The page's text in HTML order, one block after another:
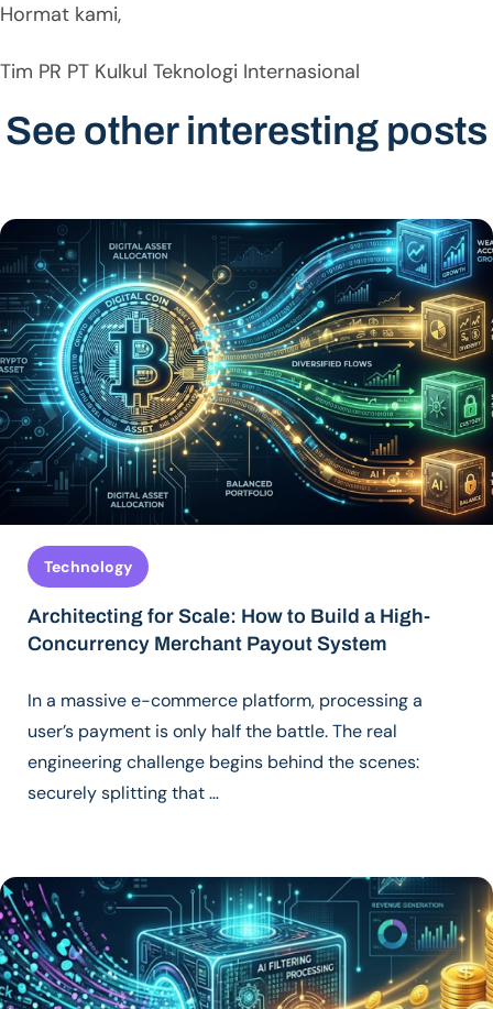
Hormat kami,
Tim PR PT Kulkul Teknologi Internasional
See other interesting posts
Technology
Architecting for Scale: How to Build a High-
Concurrency Merchant Payout System
In a massive e-commerce platform, processing a
user’s payment is only half the battle. The real
engineering challenge begins behind the scenes:
securely splitting that …